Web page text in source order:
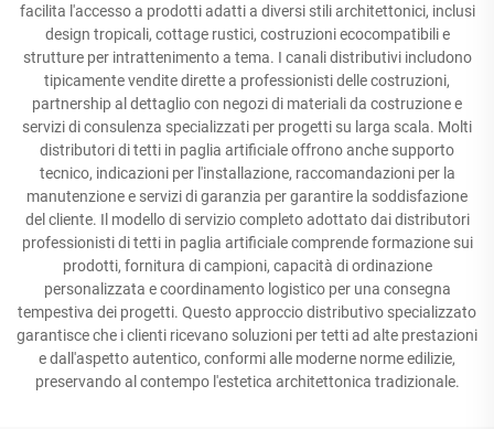
facilita l'accesso a prodotti adatti a diversi stili architettonici, inclusi
design tropicali, cottage rustici, costruzioni ecocompatibili e
strutture per intrattenimento a tema. I canali distributivi includono
tipicamente vendite dirette a professionisti delle costruzioni,
partnership al dettaglio con negozi di materiali da costruzione e
servizi di consulenza specializzati per progetti su larga scala. Molti
distributori di tetti in paglia artificiale offrono anche supporto
tecnico, indicazioni per l'installazione, raccomandazioni per la
manutenzione e servizi di garanzia per garantire la soddisfazione
del cliente. Il modello di servizio completo adottato dai distributori
professionisti di tetti in paglia artificiale comprende formazione sui
prodotti, fornitura di campioni, capacità di ordinazione
personalizzata e coordinamento logistico per una consegna
tempestiva dei progetti. Questo approccio distributivo specializzato
garantisce che i clienti ricevano soluzioni per tetti ad alte prestazioni
e dall'aspetto autentico, conformi alle moderne norme edilizie,
preservando al contempo l'estetica architettonica tradizionale.